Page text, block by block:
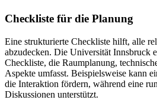
Checkliste für die Planung
Eine strukturierte Checkliste hilft, alle
abzudecken. Die Universität Innsbruck
Checkliste, die Raumplanung,
Aspekte umfasst. Beispielsweise kann
die Interaktion fördern, während eine
Diskussionen unterstützt.